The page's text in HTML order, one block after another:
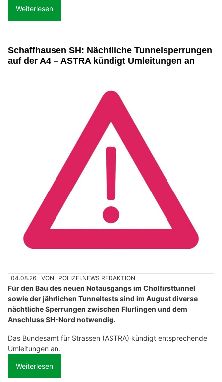
Weiterlesen
Schaffhausen SH: Nächtliche Tunnelsperrungen
auf der A4 – ASTRA kündigt Umleitungen an
04.08.26 VON POLIZEI.NEWS REDAKTION
Für den Bau des neuen Notausgangs im Cholfirsttunnel
sowie der jährlichen Tunneltests sind im August diverse
nächtliche Sperrungen zwischen Flurlingen und dem
Anschluss SH-Nord notwendig.
Das Bundesamt für Strassen (ASTRA) kündigt entsprechende
Umleitungen an.
Weiterlesen